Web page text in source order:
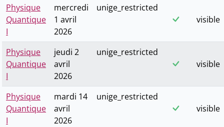
Physique
Quantique
I
mercredi
1 avril
2026
unige_restricted
visible
Physique
Quantique
I
jeudi 2
avril
2026
unige_restricted
visible
Physique
Quantique
I
mardi 14
avril
2026
unige_restricted
visible